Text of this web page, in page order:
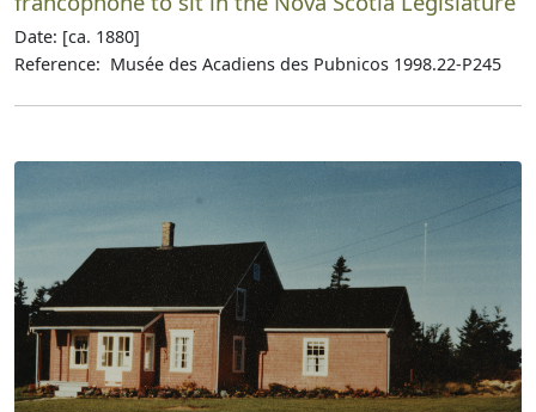
Date: [ca. 1880]
Reference: Musée des Acadiens des Pubnicos 1998.22-P245